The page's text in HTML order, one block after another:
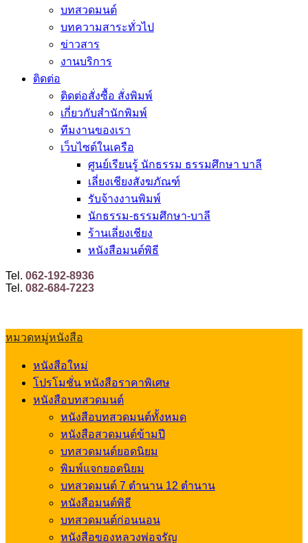
บทสวดมนต์
บทความสาระทั่วไป
ข่าวสาร
งานบริการ
ติดต่อ
ติดต่อสั่งซื้อ สั่งพิมพ์
เกี่ยวกับสำนักพิมพ์
ทีมงานของเรา
เว็บไซต์ในเครือ
ศูนย์เรียนรู้ นักธรรม ธรรมศึกษา บาลี
เลี่ยงเชียงสังฆภัณฑ์
รับจ้างงานพิมพ์
นักธรรม-ธรรมศึกษา-บาลี
ร้านเลี่ยงเชียง
หนังสือมนต์พิธี
Tel. 062-192-8936
Tel. 082-684-7223
หมวดหมู่หนังสือ
หนังสือใหม่
โปรโมชั่น หนังสือราคาพิเศษ
หนังสือบทสวดมนต์
หนังสือบทสวดมนต์ทั้งหมด
หนังสือสวดมนต์ข้ามปี
บทสวดมนต์ยอดนิยม
พิมพ์แจกยอดนิยม
บทสวดมนต์ 7 ตำนาน 12 ตำนาน
หนังสือมนต์พิธี
บทสวดมนต์ก่อนนอน
หนังสือของหลวงพ่อจรัญ